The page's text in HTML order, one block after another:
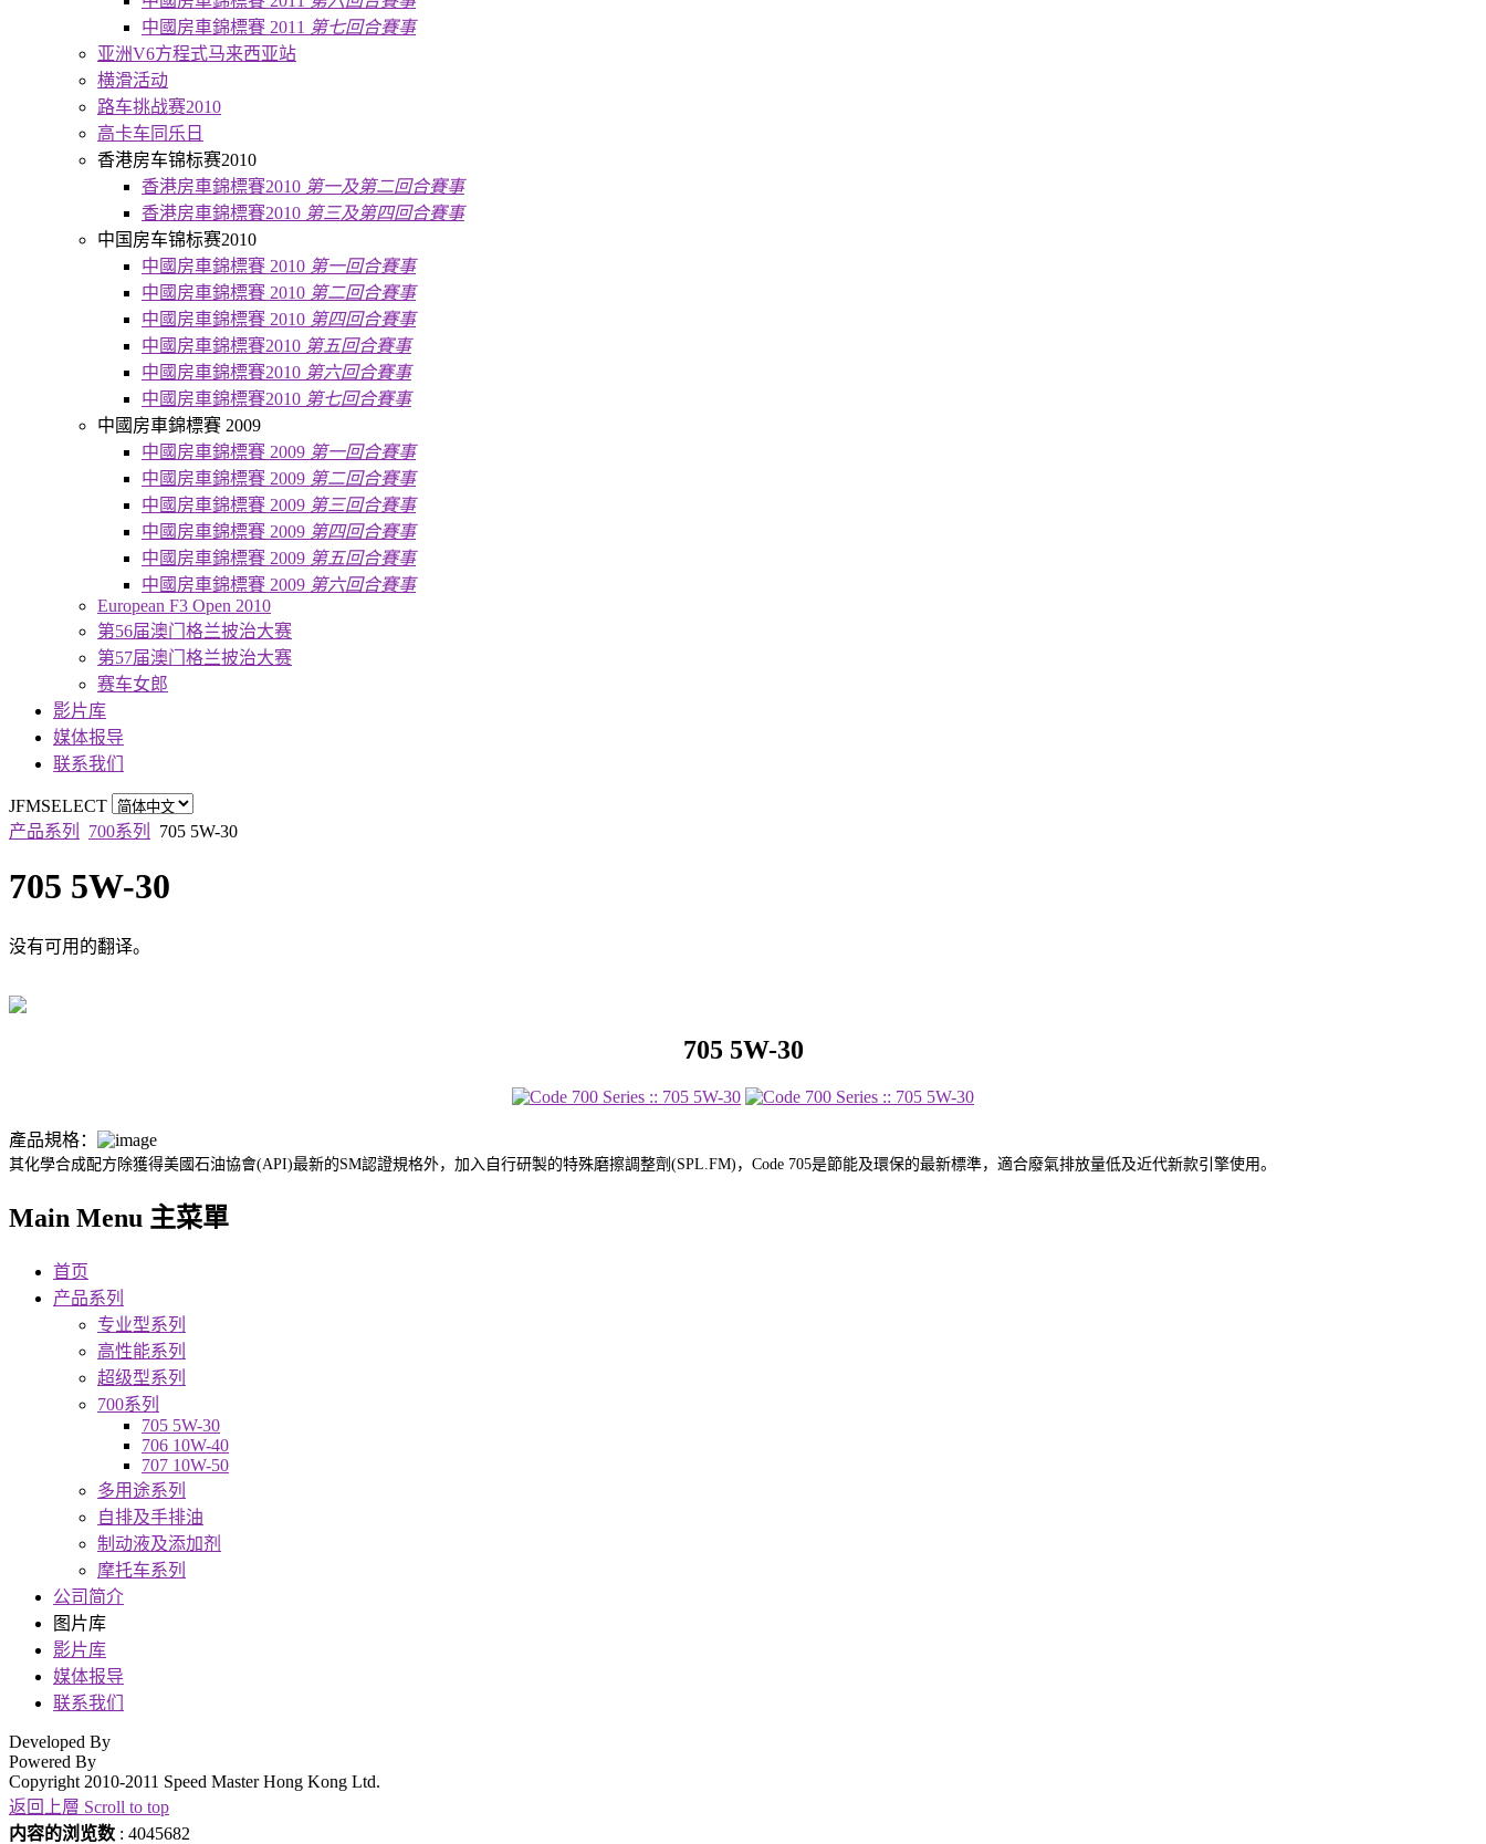
中國房車錦標賽 2011 第七回合賽事
亚洲V6方程式马来西亚站
横滑活动
路车挑战赛2010
高卡车同乐日
香港房车锦标赛2010
香港房車錦標賽2010 第一及第二回合賽事
香港房車錦標賽2010 第三及第四回合賽事
中国房车锦标赛2010
中國房車錦標賽 2010 第一回合賽事
中國房車錦標賽 2010 第二回合賽事
中國房車錦標賽 2010 第四回合賽事
中國房車錦標賽2010 第五回合賽事
中國房車錦標賽2010 第六回合賽事
中國房車錦標賽2010 第七回合賽事
中國房車錦標賽 2009
中國房車錦標賽 2009 第一回合賽事
中國房車錦標賽 2009 第二回合賽事
中國房車錦標賽 2009 第三回合賽事
中國房車錦標賽 2009 第四回合賽事
中國房車錦標賽 2009 第五回合賽事
中國房車錦標賽 2009 第六回合賽事
European F3 Open 2010
第56届澳门格兰披治大赛
第57届澳门格兰披治大赛
赛车女郎
影片库
媒体报导
联系我们
JFMSELECT
产品系列
700系列 705 5W-30
705 5W-30
没有可用的翻译。
705 5W-30
產品規格：
其化學合成配方除獲得美國石油協會(API)最新的SM認證規格外，加入自行研製的特殊磨擦調整劑(SPL.FM)，Code 705是節能及環保的最新標準，適合廢氣排放量低及近代新款引擎使用。
Main Menu 主菜單
首页
产品系列
专业型系列
高性能系列
超级型系列
700系列
705 5W-30
706 10W-40
707 10W-50
多用途系列
自排及手排油
制动液及添加剂
摩托车系列
公司简介
图片库
影片库
媒体报导
联系我们
Developed By
Powered By
Copyright 2010-2011 Speed Master Hong Kong Ltd.
返回上層 Scroll to top
内容的浏览数 : 4045682